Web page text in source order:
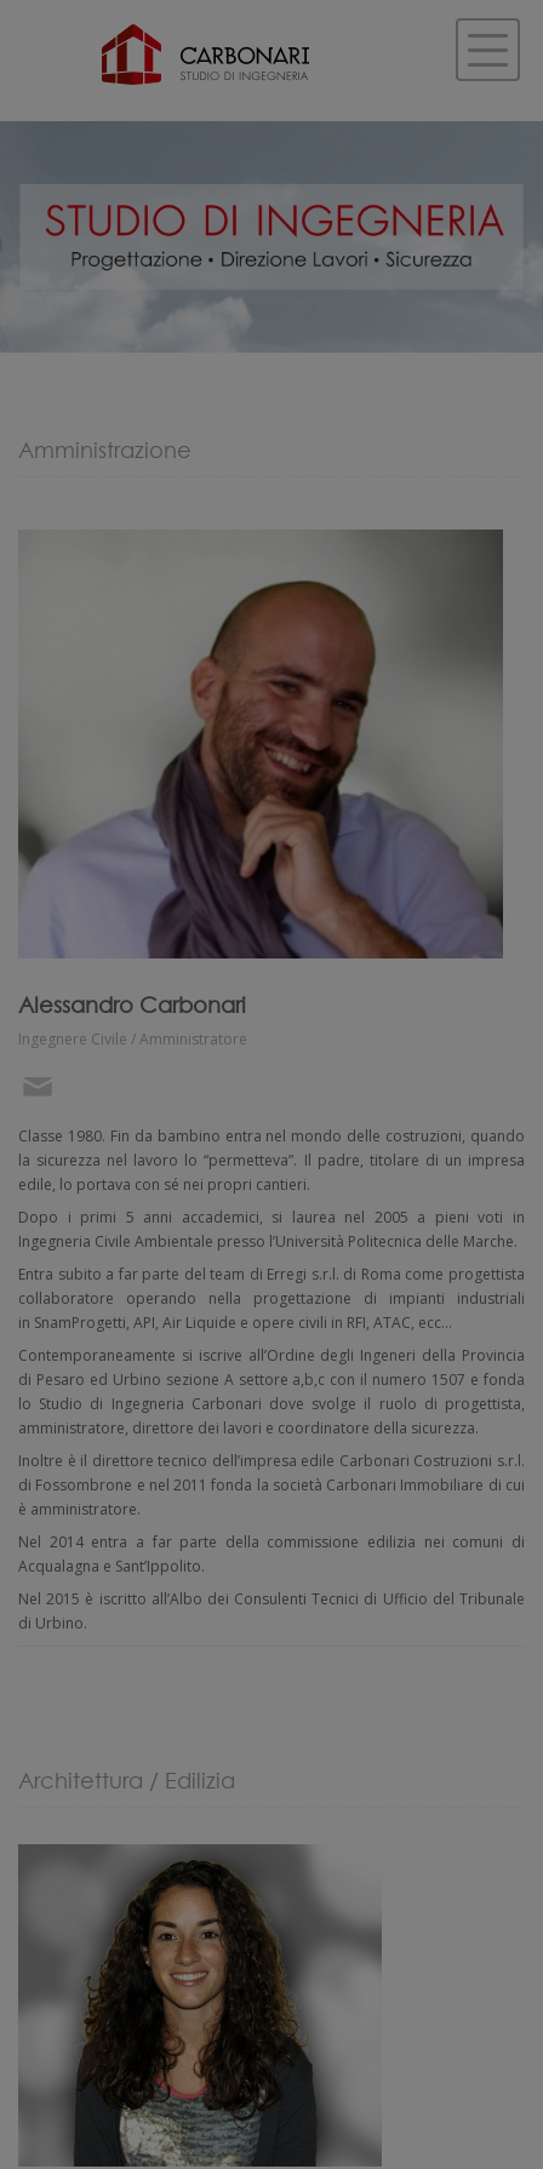
Amministrazione
Alessandro Carbonari
Ingegnere Civile / Amministratore
Classe 1980. Fin da bambino entra nel mondo delle costruzioni, quando
la sicurezza nel lavoro lo “permetteva”. Il padre, titolare di un impresa
edile, lo portava con sé nei propri cantieri.
Dopo i primi 5 anni accademici, si laurea nel 2005 a pieni voti in
Ingegneria Civile Ambientale presso l’Università Politecnica delle Marche.
Entra subito a far parte del team di Erregi s.r.l. di Roma come progettista
collaboratore operando nella progettazione di impianti industriali
in SnamProgetti, API, Air Liquide e opere civili in RFI, ATAC, ecc…
Contemporaneamente si iscrive all’Ordine degli Ingeneri della Provincia
di Pesaro ed Urbino sezione A settore a,b,c con il numero 1507 e fonda
lo Studio di Ingegneria Carbonari dove svolge il ruolo di progettista,
amministratore, direttore dei lavori e coordinatore della sicurezza.
Inoltre è il direttore tecnico dell’impresa edile Carbonari Costruzioni s.r.l.
di Fossombrone e nel 2011 fonda la società Carbonari Immobiliare di cui
è amministratore.
Nel 2014 entra a far parte della commissione edilizia nei comuni di
Acqualagna e Sant’Ippolito.
Nel 2015 è iscritto all’Albo dei Consulenti Tecnici di Ufficio del Tribunale
di Urbino.
Architettura / Edilizia